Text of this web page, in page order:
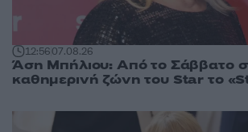
12:5607.08.26
Άση Μπήλιου: Από το Σάββατο
καθημερινή ζώνη του Star το